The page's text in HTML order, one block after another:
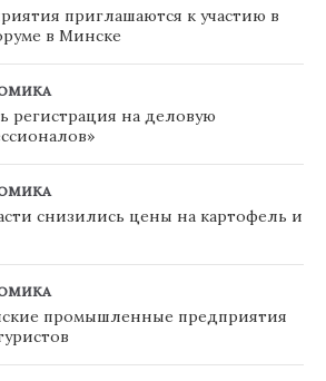
приглашаются к участию в
в Минске
регистрация на деловую
снизились цены на картофель и
промышленные предприятия